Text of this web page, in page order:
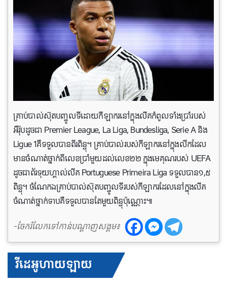
គ្រាប់​បាល់​ស៊ុត​បញ្ចូល​ទី​ដោយ​កីឡាករ​នៅក្នុងលីគ​កំពូល​ទាំង​ប្រាំ​របស់​
អឺរ៉ុប​ដូចជា Premier League, La Liga, Bundesliga, Serie A និង
Ligue 1គឺទទួលបាន​ពីរ​ពិន្ទុ។ គ្រាប់​បាល់​របស់កីឡាករនៅក្នុង​លីក​ដែល​
មាន​ចំណាត់​ថ្នាក់ពី​លេខ​ប្រាំមួយ​ដល់​លេខ២២ ក្នុង​មេគុណ​របស់ UEFA
ដូច​ជាព័រទុយហ្គាល់លីគ Portuguese Primeira Liga ទទួលបាន១,៥
ពិន្ទុ។ ចំណែកឯគ្រាប់​បាល់​ស៊ុត​បញ្ចូល​ទី​របស់កីឡាករ​ដែល​នៅក្នុងលីគ
ចំណាត់​ថ្នាក់​ទាប​គឺ​ទទួលបានតែ​មួយ​ពិន្ទុប៉ុណ្ណោះ៕
-ចែករំលែកទៅកាន់បណ្តាញសង្គម៖
វីដេអូហាយឡាយ